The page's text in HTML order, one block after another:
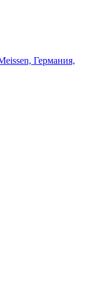
Германия,